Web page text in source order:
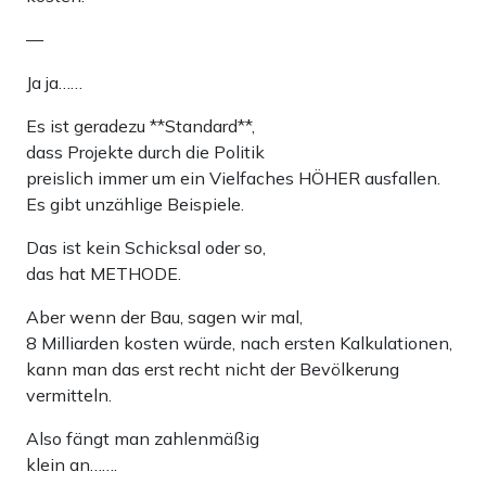
—
Ja ja……
Es ist geradezu **Standard**,
dass Projekte durch die Politik
preislich immer um ein Vielfaches HÖHER ausfallen.
Es gibt unzählige Beispiele.
Das ist kein Schicksal oder so,
das hat METHODE.
Aber wenn der Bau, sagen wir mal,
8 Milliarden kosten würde, nach ersten Kalkulationen,
kann man das erst recht nicht der Bevölkerung
vermitteln.
Also fängt man zahlenmäßig
klein an…….